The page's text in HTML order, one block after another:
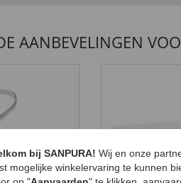
AANBEVELINGEN
bij SANPURA! Wij en onze
mogelijke winkelervaring te kunnen